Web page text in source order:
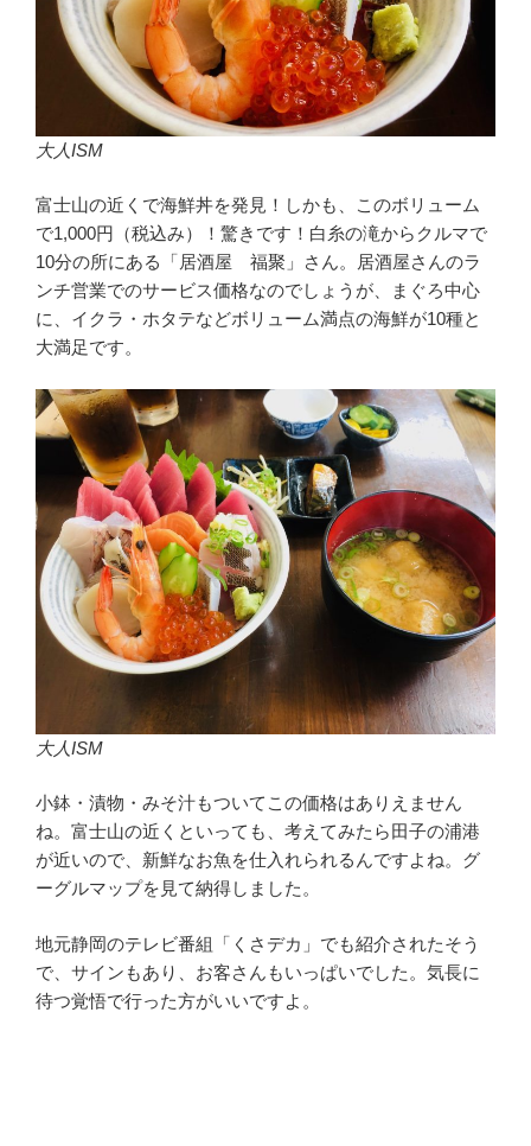
大人ISM
富士山の近くで海鮮丼を発見！しかも、このボリューム
で1,000円（税込み）！驚きです！白糸の滝からクルマで
10分の所にある「居酒屋 福聚」さん。居酒屋さんのラ
ンチ営業でのサービス価格なのでしょうが、まぐろ中心
に、イクラ・ホタテなどボリューム満点の海鮮が10種と
大満足です。
大人ISM
小鉢・漬物・みそ汁もついてこの価格はありえません
ね。富士山の近くといっても、考えてみたら田子の浦港
が近いので、新鮮なお魚を仕入れられるんですよね。グ
ーグルマップを見て納得しました。
地元静岡のテレビ番組「くさデカ」でも紹介されたそう
で、サインもあり、お客さんもいっぱいでした。気長に
待つ覚悟で行った方がいいですよ。